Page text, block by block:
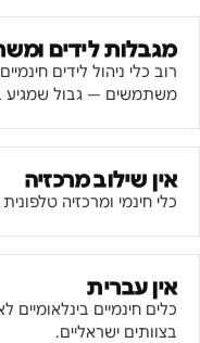
מגבלות לידים
רוב כלי ניהול לידים
משתמשים — גבול שמגיע
אין שילוב מרכזיה
כלי חינמי ומרכזיה
אין עברית
כלים חינמיים
בצוותים ישראליים.